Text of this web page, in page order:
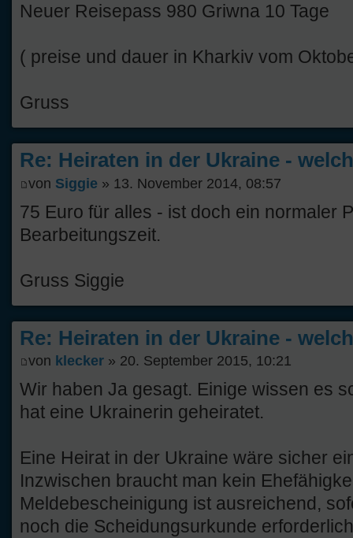
Neuer Reisepass 980 Griwna 10 Tage
( preise und dauer in Kharkiv vom
Gruss
Re: Heiraten in der Ukraine -
von Siggie » 13. November 2014, 08:57
75 Euro für alles - ist doch ein normaler
Bearbeitungszeit.
Gruss Siggie
Re: Heiraten in der Ukraine -
von klecker » 20. September 2015, 10:21
Wir haben Ja gesagt. Einige wissen es
hat eine Ukrainerin geheiratet.
Eine Heirat in der Ukraine wäre sicher
Inzwischen braucht man kein
Meldebescheinigung ist ausreichend,
noch die Scheidungsurkunde